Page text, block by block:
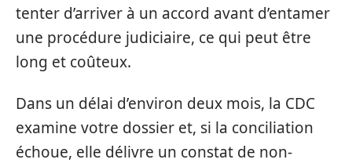
tenter d’arriver à un accord avant d’entamer
une procédure judiciaire, ce qui peut être
long et coûteux.
Dans un délai d’environ deux mois, la CDC
examine votre dossier et, si la conciliation
échoue, elle délivre un constat de non-